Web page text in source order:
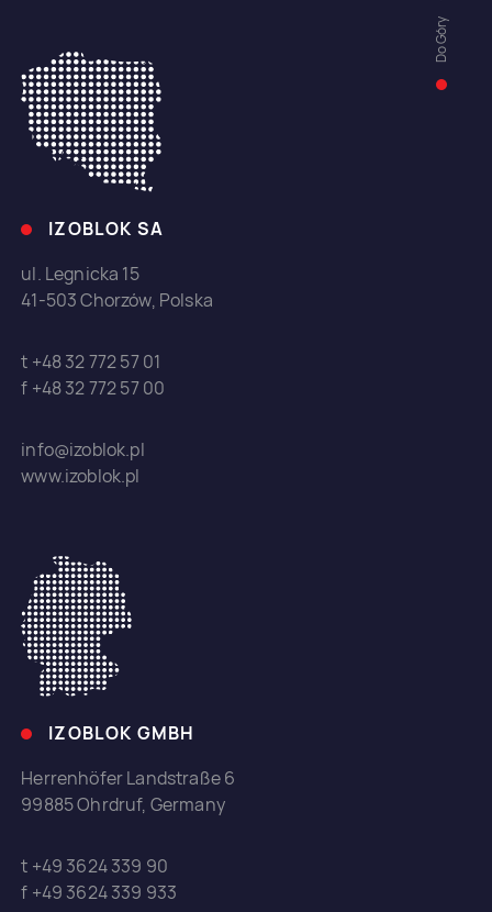
Do Góry
IZOBLOK SA
ul. Legnicka 15
41-503 Chorzów, Polska
t +48 32 772 57 01
f +48 32 772 57 00
info@izoblok.pl
www.izoblok.pl
IZOBLOK GMBH
Herrenhöfer Landstraße 6
99885 Ohrdruf, Germany
t +49 3624 339 90
f +49 3624 339 933